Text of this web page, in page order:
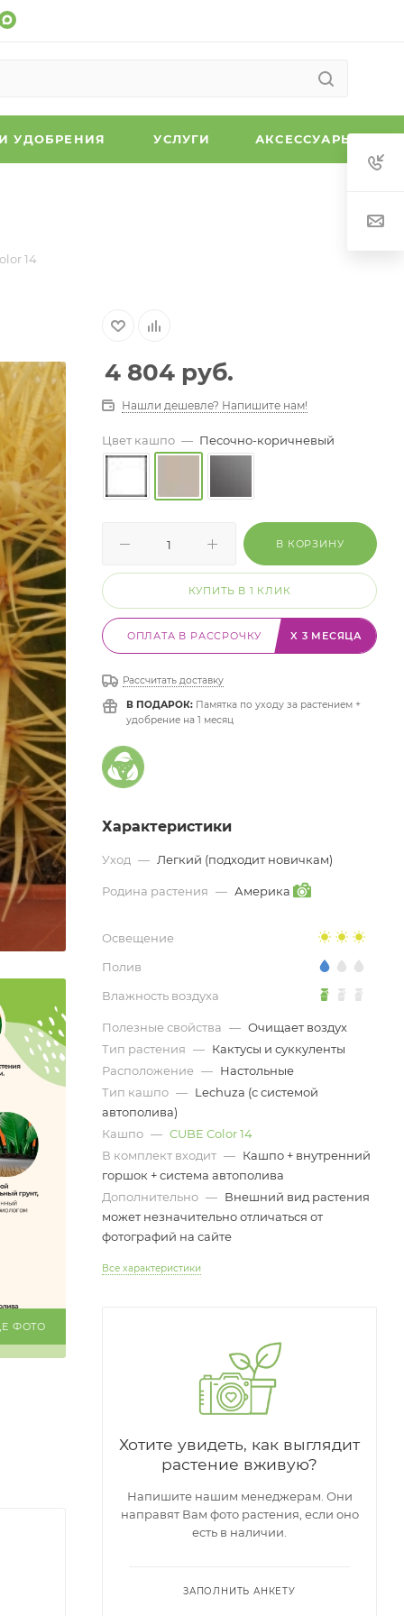
УДОБРЕНИЯ УСЛУГИ АКСЕССУАРЫ
14
ФОТО
4 804 руб.
Нашли дешевле? Напишите нам!
Цвет кашпо — Песочно-коричневый
В КОРЗИНУ
КУПИТЬ В 1 КЛИК
ОПЛАТА В РАССРОЧКУ X 3 МЕСЯЦА
Рассчитать доставку
В ПОДАРОК: Памятка по уходу за растением +
удобрение на 1 месяц
Характеристики
Уход — Легкий (подходит новичкам)
Родина растения — Америка
Освещение
Полив
Влажность воздуха
Полезные свойства — Очищает воздух
Тип растения — Кактусы и суккуленты
Расположение — Настольные
Тип кашпо — Lechuza (с системой
автополива)
Кашпо — CUBE Color 14
В комплект входит — Кашпо + внутренний
горшок + система автополива
Дополнительно — Внешний вид растения
может незначительно отличаться от
фотографий на сайте
Все характеристики
Хотите увидеть, как выглядит
растение вживую?
Напишите нашим менеджерам. Они
направят Вам фото растения, если оно
есть в наличии.
ЗАПОЛНИТЬ АНКЕТУ